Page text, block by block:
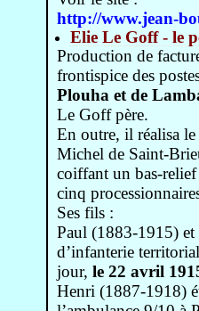
http://www.jean-
Elie Le Goff - le
Production de
frontispice des
Plouha et de
Le Goff père.
En outre, il réalisa
Michel de Saint-
coiffant un bas-
cinq
Ses fils :
Paul (1883-1915) et
d’infanterie
jour, le 22 avril
Henri (1887-1918)